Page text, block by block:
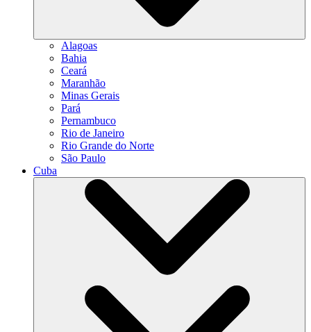
Alagoas
Bahia
Ceará
Maranhão
Minas Gerais
Pará
Pernambuco
Rio de Janeiro
Rio Grande do Norte
São Paulo
Cuba